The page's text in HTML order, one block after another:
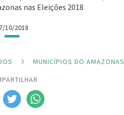
nas Eleições 2018
10/2018
MUNICÍPIOS DO AMAZONAS